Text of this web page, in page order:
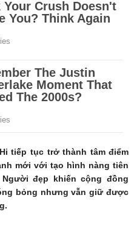
tiếp tục trở thành tâm điểm
mới với tạo hình nàng tiên
đẹp khiến cộng đồng
bỏng nhưng vẫn giữ được